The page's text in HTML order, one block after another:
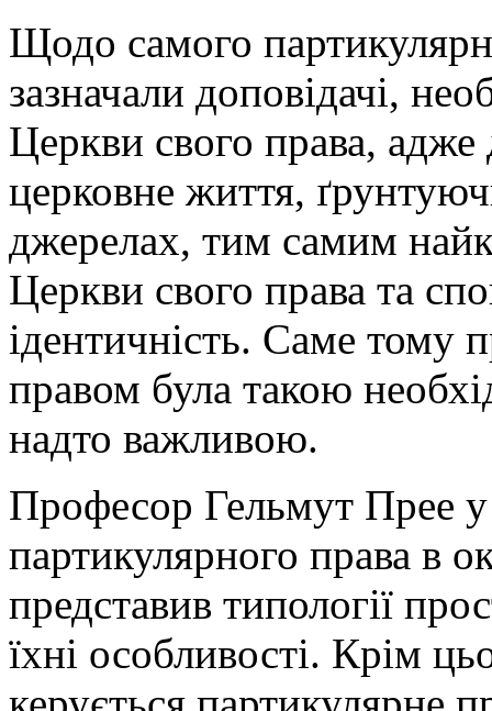
Щодо самого
зазначали доповідачі,
Церкви свого права,
церковне життя,
джерелах, тим самим
Церкви свого права та
ідентичність. Саме тому
правом була такою
надто важливою.
Професор Гельмут Прее у
партикулярного права в
представив типології
їхні особливості. Крім